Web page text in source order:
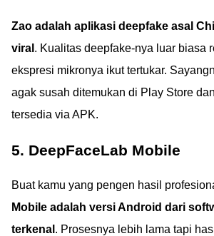
Zao adalah aplikasi deepfake asal
viral . Kualitas deepfake-nya luar biasa
ekspresi mikronya ikut tertukar.
agak susah ditemukan di Play Store
tersedia via APK.
5. DeepFaceLab Mobile
Buat kamu yang pengen hasil
Mobile adalah versi Android dari
terkenal . Prosesnya lebih lama tapi